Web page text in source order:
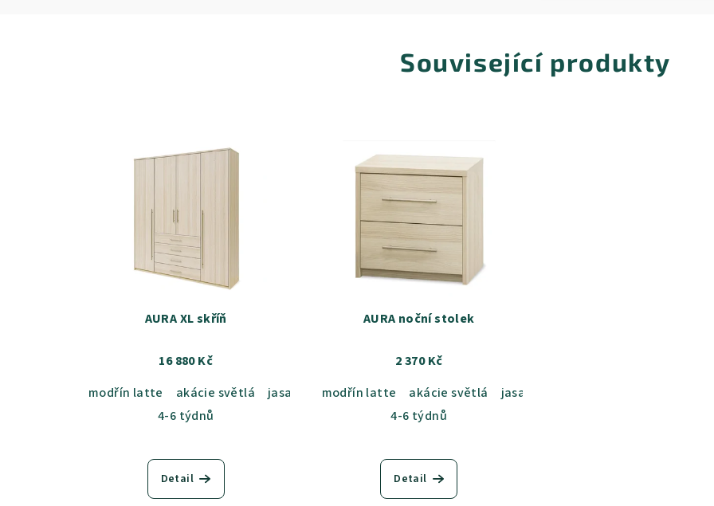
Související produkty
AURA XL skříň
16 880 Kč
modřín latte
akácie světlá jasan šedý dub sametový dub kansas dub grande
4-6 týdnů
Detail
AURA noční stolek
2 370 Kč
modřín latte
akácie světlá jasan šedý
4-6 týdnů
Detail